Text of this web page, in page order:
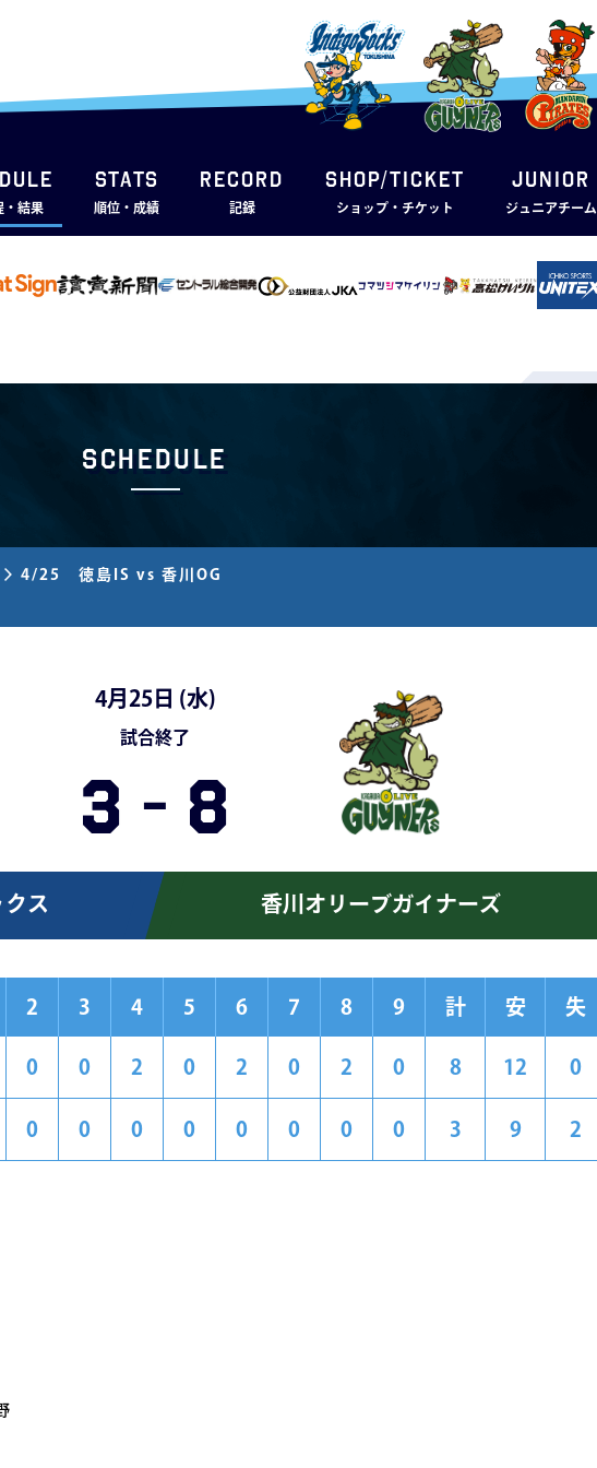
・結果
STATS
順位・成績
RECORD
記録
SHOP/TICKET
ショップ・チケット
JUNIOR
ジュニアチーム
Schedule
4/25 徳島IS vs 香川OG
4月25日 (水)
試合終了
3 - 8
ス 香川オリーブガイナーズ
2 3 4 5 6 7 8 9 計 安 失
0 0 2 0 2 0 2 0 8 12 0
0 0 0 0 0 0 0 0 3 9 2